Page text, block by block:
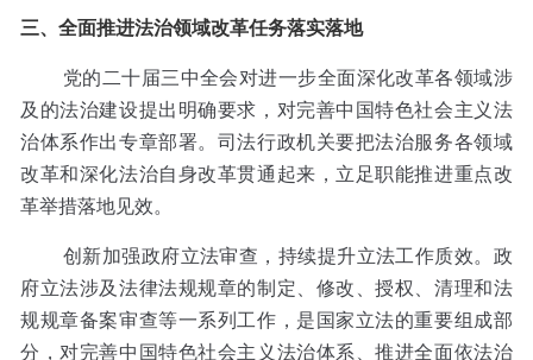
三、全面推进法治领域改革任务落实落地
党的二十届三中全会对进一步全面深化改革各领域涉
及的法治建设提出明确要求，对完善中国特色社会主义法
治体系作出专章部署。司法行政机关要把法治服务各领域
改革和深化法治自身改革贯通起来，立足职能推进重点改
革举措落地见效。
创新加强政府立法审查，持续提升立法工作质效。政
府立法涉及法律法规规章的制定、修改、授权、清理和法
规规章备案审查等一系列工作，是国家立法的重要组成部
分，对完善中国特色社会主义法治体系、推进全面依法治